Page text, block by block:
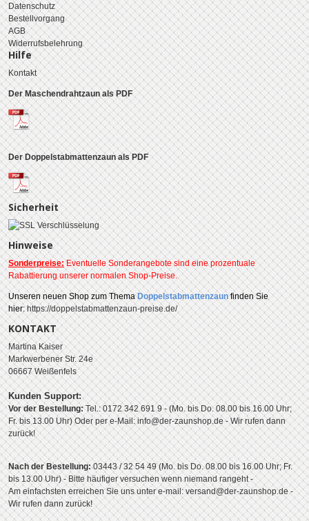
Datenschutz
Bestellvorgang
AGB
Widerrufsbelehrung
Hilfe
Kontakt
Der Maschendrahtzaun als PDF
Der Doppelstabmattenzaun als PDF
Sicherheit
Hinweise
Sonderpreise:Eventuelle Sonderangebote sind eine prozentuale
Rabattierung unserer normalen Shop-Preise.
Unserenneuen Shop zum ThemaDoppelstabmattenzaun finden Sie
hier:https://doppelstabmattenzaun-preise.de/
KONTAKT
Martina Kaiser
Markwerbener Str. 24e
06667 Weißenfels
Kunden Support:
Vor der Bestellung:Tel.: 0172 342 691 9 - (Mo. bis Do. 08.00 bis 16.00 Uhr;
Fr. bis 13.00 Uhr)Oder per e-Mail: info@der-zaunshop.de- Wir rufen dann
zurück!
Nach der Bestellung:03443 / 32 54 49 (Mo. bis Do. 08.00 bis 16.00 Uhr; Fr.
bis 13.00 Uhr) - Bitte häufiger versuchen wenn niemand rangeht -
Am einfachsten erreichen Sie uns unter e-mail: versand@der-zaunshop.de -
Wir rufen dann zurück!